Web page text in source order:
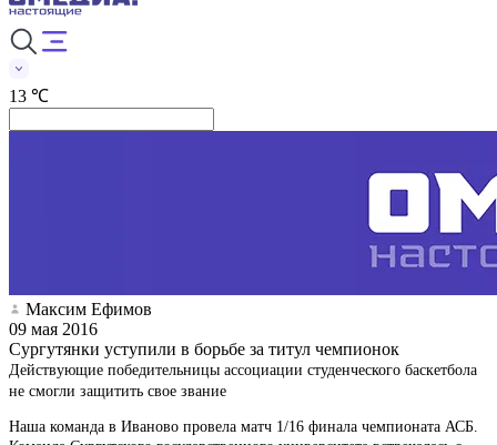
13 ℃
Максим Ефимов
09 мая 2016
Сургутянки уступили в борьбе за титул чемпионок
Действующие победительницы ассоциации студенческого баскетбола
не смогли защитить свое звание
Наша команда в Иваново провела матч 1/16 финала чемпионата АСБ.